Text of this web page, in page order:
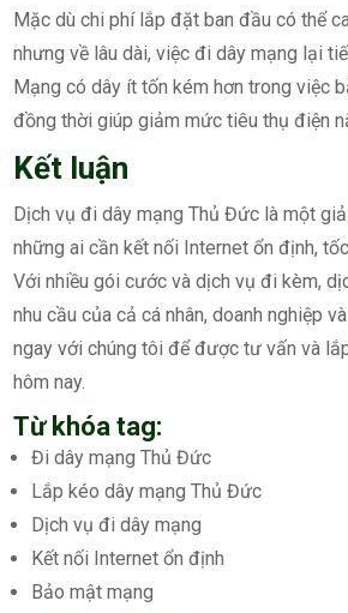
Mặc dù chi phí lắp đặt ban đầu có thể
nhưng về lâu dài, việc đi dây mạng lại
Mạng có dây ít tốn kém hơn trong việc
đồng thời giúp giảm mức tiêu thụ điện
Kết luận
Dịch vụ đi dây mạng Thủ Đức là một
những ai cần kết nối Internet ổn định,
Với nhiều gói cước và dịch vụ đi kèm,
nhu cầu của cả cá nhân, doanh nghiệp
ngay với chúng tôi để được tư vấn và
hôm nay.
Từ khóa tag:
Đi dây mạng Thủ Đức
Lắp kéo dây mạng Thủ Đức
Dịch vụ đi dây mạng
Kết nối Internet ổn định
Bảo mật mạng